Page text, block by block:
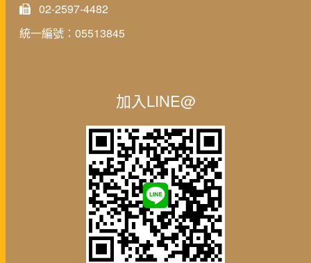
02-2597-4482
統一編號：05513845
加入LINE@